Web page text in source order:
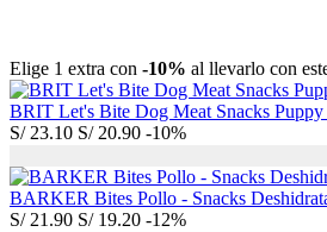
Elige 1 extra con -10% al llevarlo con
BRIT Let's Bite Dog Meat Snacks
S/23.10 S/20.90 -10%
BARKER Bites Pollo - Snacks
S/21.90 S/19.20 -12%